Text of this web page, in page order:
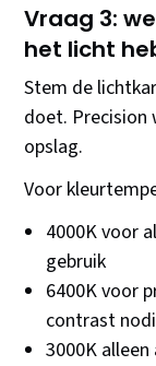
Vraag 3:
het licht
Stem de
doet. Precision
opslag.
Voor
4000K voor
gebruik
6400K voor
contrast
3000K